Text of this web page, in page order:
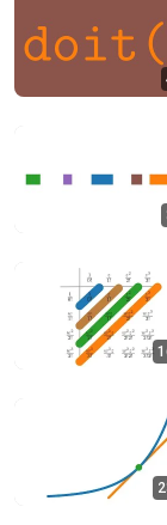
Reihen,